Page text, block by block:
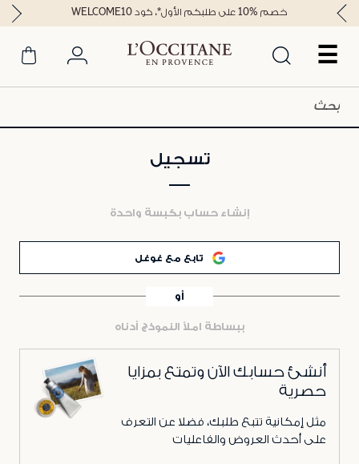
☰
خصم %10 على طلبكم الأول*، كود WELCOME10
تسجيل
إنشاء حساب بكبسة واحدة
تابع مع غوغل
أو
ببساطة املأ النموذج أدناه
أنشئ حسابك الآن وتمتع بمزايا
حصرية
مثل إمكانية تتبع طلبك، فضلا عن التعرف
على أحدث العروض والفاعليات